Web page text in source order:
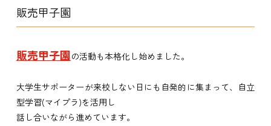
販売甲子園
販売甲子園の活動も本格化し始めました。
大学生サポーターが来校しない日にも自発的に集まって、自立
型学習(マイプラ)を活用し
話し合いながら進めています。